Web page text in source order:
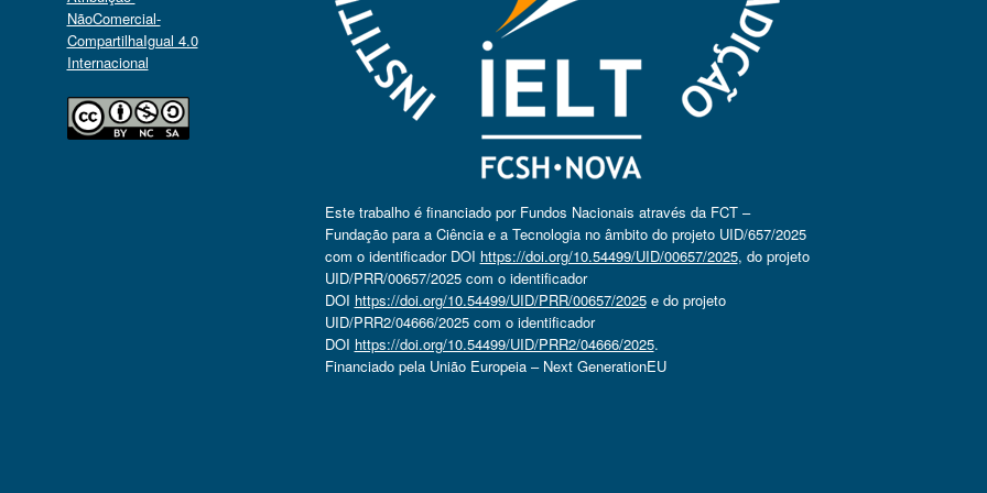
NãoComercial-
CompartilhaIgual 4.0
Internacional
Este trabalho é financiado por Fundos Nacionais através da FCT –
Fundação para a Ciência e a Tecnologia no âmbito do projeto UID/657/2025
com o identificador DOI https://doi.org/10.54499/UID/00657/2025, do projeto
UID/PRR/00657/2025 com o identificador
DOI https://doi.org/10.54499/UID/PRR/00657/2025e do projeto
UID/PRR2/04666/2025 com o identificador
DOI https://doi.org/10.54499/UID/PRR2/04666/2025.
Financiado pela União Europeia – Next GenerationEU